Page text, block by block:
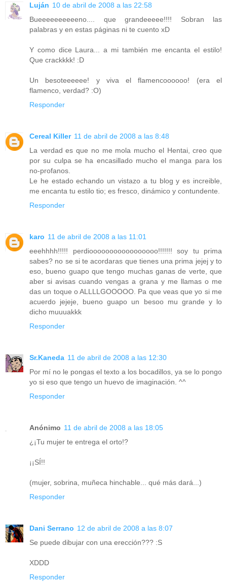
Luján 10 de abril de 2008 a las 22:58
Bueeeeeeeeeeno.... que grandeeeee!!!! Sobran las
palabras y en estas páginas ni te cuento xD
Y como dice Laura... a mi también me encanta el estilo!
Que crackkkk! :D
Un besoteeeeee! y viva el flamencoooooo! (era el
flamenco, verdad? :O)
Responder
Cereal Killer 11 de abril de 2008 a las 8:48
La verdad es que no me mola mucho el Hentai, creo que
por su culpa se ha encasillado mucho el manga para los
no-profanos.
Le he estado echando un vistazo a tu blog y es increible,
me encanta tu estilo tio; es fresco, dinámico y contundente.
Responder
karo 11 de abril de 2008 a las 11:01
eeehhhh!!!!! perdiooooooooooooooooo!!!!!!! soy tu prima
sabes? no se si te acordaras que tienes una prima jejej y to
eso, bueno guapo que tengo muchas ganas de verte, que
aber si avisas cuando vengas a grana y me llamas o me
das un toque o ALLLLGOOOOO. Pa que veas que yo si me
acuerdo jejeje, bueno guapo un besoo mu grande y lo
dicho muuuakkk
Responder
Sr.Kaneda 11 de abril de 2008 a las 12:30
Por mí no le pongas el texto a los bocadillos, ya se lo pongo
yo si eso que tengo un huevo de imaginación. ^^
Responder
Anónimo 11 de abril de 2008 a las 18:05
¿¡Tu mujer te entrega el orto!?
¡¡SÍ!!
(mujer, sobrina, muñeca hinchable... qué más dará...)
Responder
Dani Serrano 12 de abril de 2008 a las 8:07
Se puede dibujar con una erección??? :S
XDDD
Responder